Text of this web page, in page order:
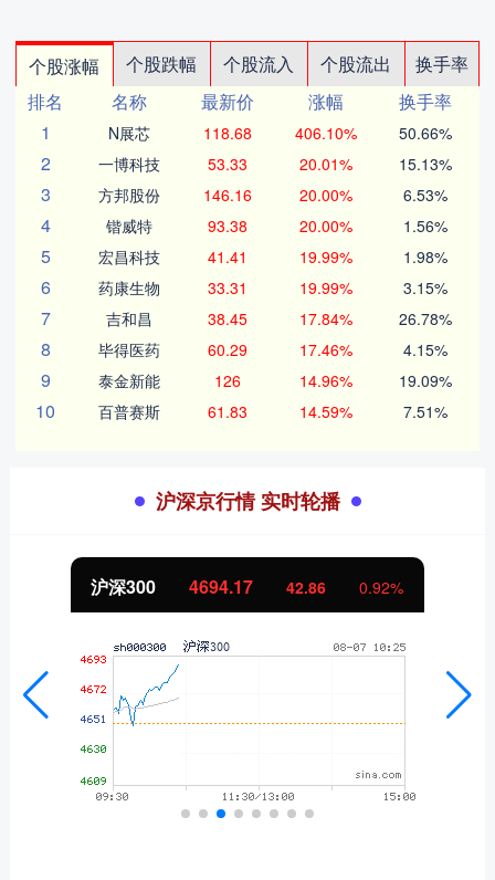
个股涨幅 个股跌幅 个股流入 个股流出
换手率
排名
名称 最新价 涨幅
换手率
1
N展芯 118.68 406.10% 50.66%
2 一博科技 53.33 20.01% 15.13%
3 方邦股份 146.16 20.00% 6.53%
4 锴威特 93.38 20.00% 1.56%
5 宏昌科技 41.41 19.99% 1.98%
6 药康生物 33.31 19.99% 3.15%
7 吉和昌 38.45 17.84% 26.78%
8 毕得医药 60.29 17.46% 4.15%
9 泰金新能 126 14.96% 19.09%
10 百普赛斯 61.83 14.59% 7.51%
沪深京行情 实时轮播
0.92% 北证50 1120.18